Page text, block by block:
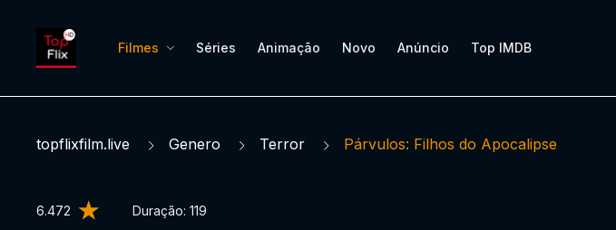
Filmes Séries Animação Novo Anúncio Top IMDB
topflixfilm.live Genero Terror Párvulos: Filhos do Apocalipse
6.472 Duração: 119